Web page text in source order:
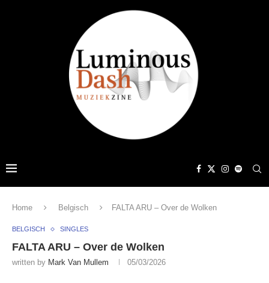
Home Belgisch FALTA ARU – Over de Wolken
BELGISCH SINGLES
FALTA ARU – Over de Wolken
written by Mark Van Mullem 05/03/2026